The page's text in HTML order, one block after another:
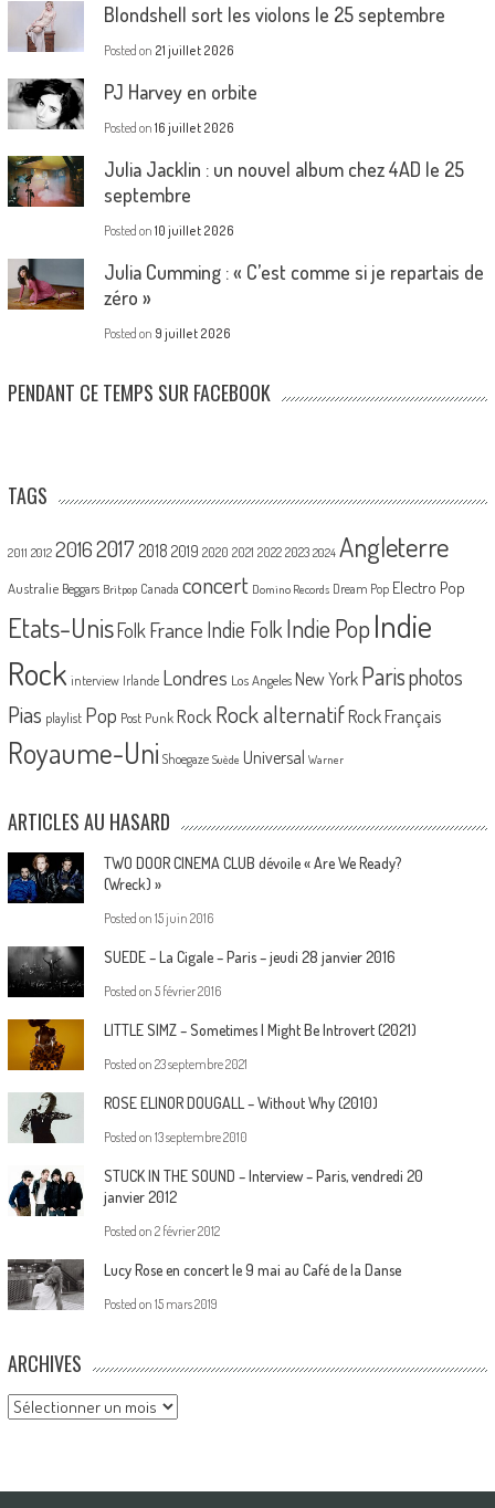
Blondshell sort les violons le 25 septembre
Posted on 21 juillet 2026
PJ Harvey en orbite
Posted on 16 juillet 2026
Julia Jacklin : un nouvel album chez 4AD le 25
septembre
Posted on 10 juillet 2026
Julia Cumming : « C’est comme si je repartais de
zéro »
Posted on 9 juillet 2026
PENDANT CE TEMPS SUR FACEBOOK
TAGS
2011 2012 20162017 2018 2019 2020 2021 2022 2023 2024 Angleterre
Australie Beggars Britpop Canada concert Domino Records Dream Pop Electro Pop
Etats-UnisFolk France Indie Folk Indie PopIndie
Rock interview Irlande Londres Los Angeles New York Parisphotos
Pias playlist Pop Post Punk Rock Rock alternatif Rock Français
Royaume-Uni Shoegaze Suède Universal Warner
ARTICLES AU HASARD
TWO DOOR CINEMA CLUB dévoile « Are We Ready?
(Wreck) »
Posted on 15 juin 2016
SUEDE – La Cigale – Paris – jeudi 28 janvier 2016
Posted on 5 février 2016
LITTLE SIMZ – Sometimes I Might Be Introvert (2021)
Posted on 23 septembre 2021
ROSE ELINOR DOUGALL – Without Why (2010)
Posted on 13 septembre 2010
STUCK IN THE SOUND – Interview – Paris, vendredi 20
janvier 2012
Posted on 2 février 2012
Lucy Rose en concert le 9 mai au Café de la Danse
Posted on 15 mars 2019
ARCHIVES
Archives